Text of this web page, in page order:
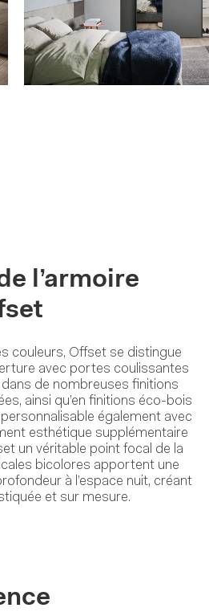
l’armoire
couleurs, Offset se distingue
avec portes coulissantes
de nombreuses finitions
ainsi qu’en finitions éco-bois
également avec
esthétique supplémentaire
un véritable point focal de la
bicolores apportent une
à l’espace nuit, créant
et sur mesure.